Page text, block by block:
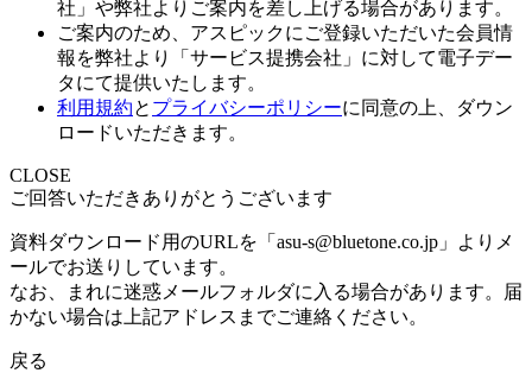
社」や弊社よりご案内を差し上げる場合があります。
ご案内のため、アスピックにご登録いただいた会員情
報を弊社より「サービス提携会社」に対して電子デー
タにて提供いたします。
利用規約と プライバシーポリシーに同意の上、ダウン
ロードいただきます。
CLOSE
ご回答いただきありがとうございます
資料ダウンロード用のURLを「asu-s@bluetone.co.jp」よりメ
ールでお送りしています。
なお、まれに迷惑メールフォルダに入る場合があります。届
かない場合は上記アドレスまでご連絡ください。
戻る